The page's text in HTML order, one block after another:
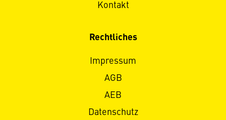
Kontakt
Rechtliches
Impressum
AGB
AEB
Datenschutz